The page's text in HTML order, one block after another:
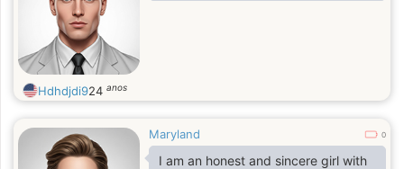
Hdhdjdi924 anos
Maryland 0
I am an honest and sincere girl with